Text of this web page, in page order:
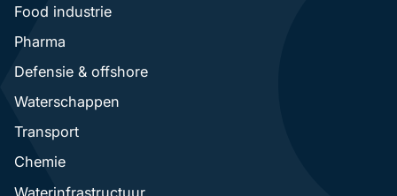
Food industrie
Pharma
Defensie & offshore
Waterschappen
Transport
Chemie
Waterinfrastructuur